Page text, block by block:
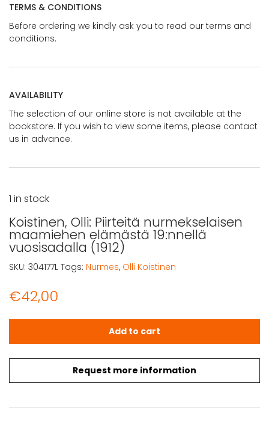
TERMS & CONDITIONS
Before ordering we kindly ask you to read our terms and
conditions.
AVAILABILITY
The selection of our online store is not available at the
bookstore. If you wish to view some items, please contact
us in advance.
Koistinen, Olli: Piirteitä nurmekselaisen
maamiehen elämästä 19:nnellä
vuosisadalla (1912)
€42,00
Request more information
1 in stock
Koistinen, Olli: Piirteitä nurmekselaisen maamiehen
Add to cart
SKU: 304177L Tags: Nurmes, Olli Koistinen